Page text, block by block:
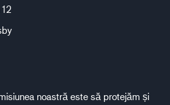
noastră este să protejăm și